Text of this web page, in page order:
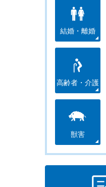
結婚・離婚
高齢者・介護
獣害